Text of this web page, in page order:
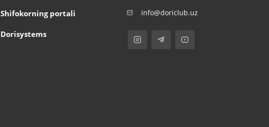
Shifokorning portali
Dorisystems
info@doriclub.uz